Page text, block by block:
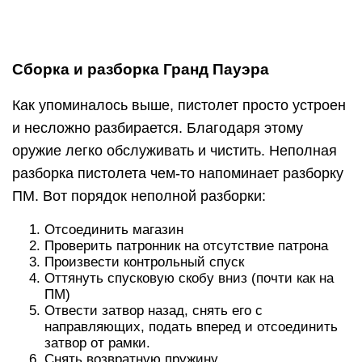
направляющих, подать вперед и отсоединить
Снять возвратную пружину
Неполная разборка завершена, доступ к
патроннику и каналу ствола для чистки получен.
Сборка осуществляется в обратном порядке.
Уход за Гранд Пауэр T12 ничем не отличается от
ухода за любым другим оружием. После каждого
отстрела пистолет подлежит чистке и смазке.
Для каждой единицы оружия необходима своя
химия и свои наборы для чистки, но общий